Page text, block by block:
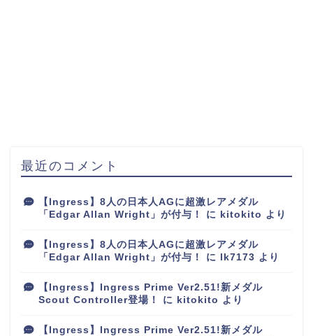
最近のコメント
【Ingress】8人の日本人AGに超激レアメダル
「Edgar Allan Wright」が付与！
に kitokito より
【Ingress】8人の日本人AGに超激レアメダル
「Edgar Allan Wright」が付与！
に lk7173 より
【Ingress】Ingress Prime Ver2.51!新メダル
Scout Controller登場！
に kitokito より
【Ingress】Ingress Prime Ver2.51!新メダル